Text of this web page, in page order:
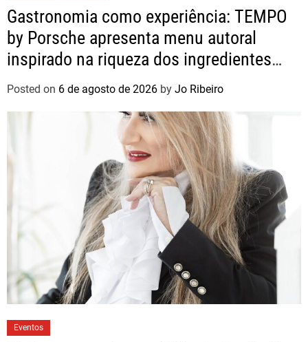
Gastronomia como experiência: TEMPO
by Porsche apresenta menu autoral
inspirado na riqueza dos ingredientes
brasileiros
Posted on 6 de agosto de 2026 by Jo Ribeiro
Eventos